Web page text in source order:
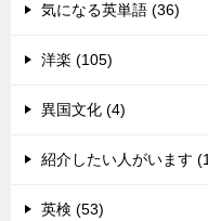
気になる英単語 (36)
洋楽 (105)
異国文化 (4)
紹介したい人がいます
英検 (53)